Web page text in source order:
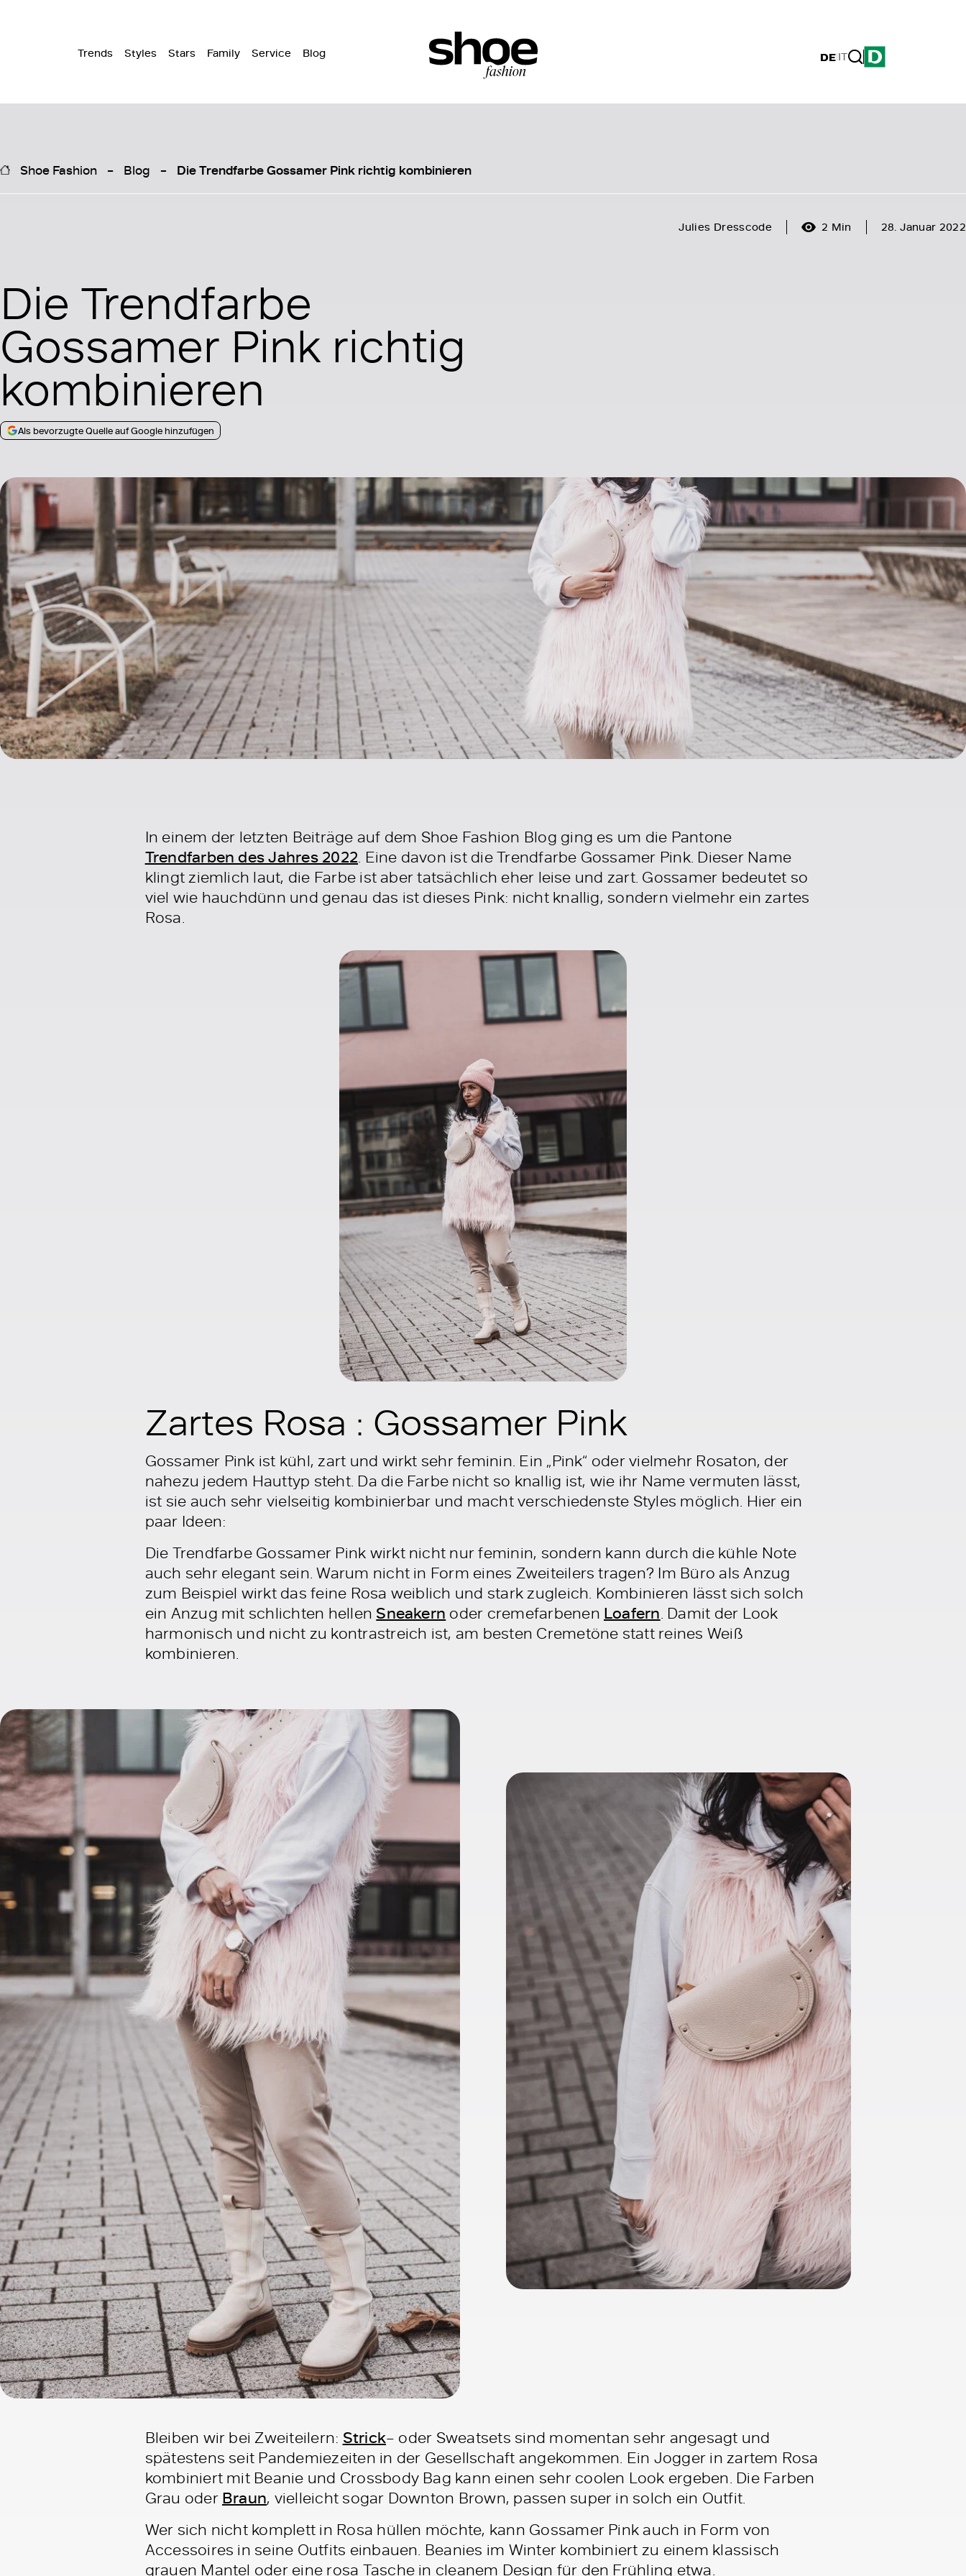
Trends Styles Stars Family Service Blog DE|IT
Shoe Fashion Blog Die Trendfarbe Gossamer Pink richtig kombinieren
Julies Dresscode 2 Min 28. Januar 2022
Die Trendfarbe
Gossamer Pink richtig
kombinieren
Als bevorzugte Quelle auf Google hinzufügen
In einem der letzten Beiträge auf dem Shoe Fashion Blog ging es um die Pantone
Trendfarben des Jahres 2022 . Eine davon ist die Trendfarbe Gossamer Pink. Dieser Name
klingt ziemlich laut, die Farbe ist aber tatsächlich eher leise und zart. Gossamer bedeutet so
viel wie hauchdünn und genau das ist dieses Pink: nicht knallig, sondern vielmehr ein zartes
Rosa.
Zartes Rosa : Gossamer Pink
Gossamer Pink ist kühl, zart und wirkt sehr feminin. Ein „Pink“ oder vielmehr Rosaton, der
nahezu jedem Hauttyp steht. Da die Farbe nicht so knallig ist, wie ihr Name vermuten lässt,
ist sie auch sehr vielseitig kombinierbar und macht verschiedenste Styles möglich. Hier ein
paar Ideen:
Die Trendfarbe Gossamer Pink wirkt nicht nur feminin, sondern kann durch die kühle Note
auch sehr elegant sein. Warum nicht in Form eines Zweiteilers tragen? Im Büro als Anzug
zum Beispiel wirkt das feine Rosa weiblich und stark zugleich. Kombinieren lässt sich solch
ein Anzug mit schlichten hellen Sneakern oder cremefarbenen Loafern . Damit der Look
harmonisch und nicht zu kontrastreich ist, am besten Cremetöne statt reines Weiß
kombinieren.
Bleiben wir bei Zweiteilern: Strick– oder Sweatsets sind momentan sehr angesagt und
spätestens seit Pandemiezeiten in der Gesellschaft angekommen. Ein Jogger in zartem Rosa
kombiniert mit Beanie und Crossbody Bag kann einen sehr coolen Look ergeben. Die Farben
Grau oder Braun, vielleicht sogar Downton Brown, passen super in solch ein Outfit.
Wer sich nicht komplett in Rosa hüllen möchte, kann Gossamer Pink auch in Form von
Accessoires in seine Outfits einbauen. Beanies im Winter kombiniert zu einem klassisch
grauen Mantel oder eine rosa Tasche in cleanem Design für den Frühling etwa.